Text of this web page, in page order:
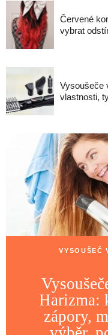
Červené
vybrat
Vysoušeče
vlastnosti,
VYSOUŠEČ
Harizma:
zápory,